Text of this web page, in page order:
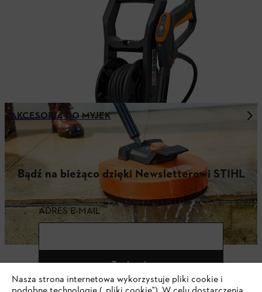
AKCESORIA DO MYJEK
Bądź na bieżąco dzięki Newsletterowi STIHL
ADRES E-MAIL
Zapisz się
Nasza strona internetowa wykorzystuje pliki cookie i